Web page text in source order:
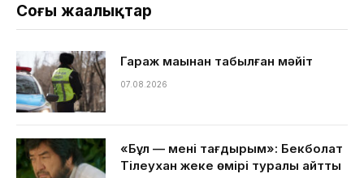
Соңғы жаңалықтар
Гараж маңынан табылған мәйіт
07.08.2026
«Бұл — менің тағдырым»: Бекболат
Тілеухан жеке өмірі туралы айтты